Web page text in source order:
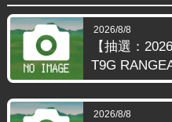
2026/8/8
【抽選：
T9G
2026/8/8